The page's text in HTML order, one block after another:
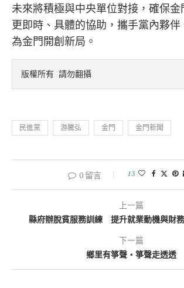
未來將積極與中央單位對接，確保
更即時、具體的協助，攜手黨內夥
為金門開創新局。
版權所有 請勿翻攝
民進黨 游騰弘 金門 金門新聞
0 留言 13
上一篇
縣府辦脫貧服務訓練 提升就業動機與財
下一篇
鄉里有箏聲・箏聲走透透